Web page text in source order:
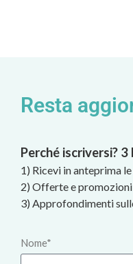
Resta
Perché iscriversi?
1) Ricevi in anteprima
2) Offerte e
3) Approfondimenti
Nome*